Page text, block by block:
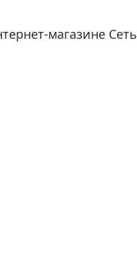
магазине Сеть